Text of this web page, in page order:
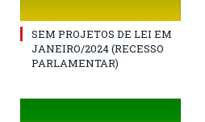
SEM PROJETOS DE LEI EM
JANEIRO/2024 (RECESSO
PARLAMENTAR)